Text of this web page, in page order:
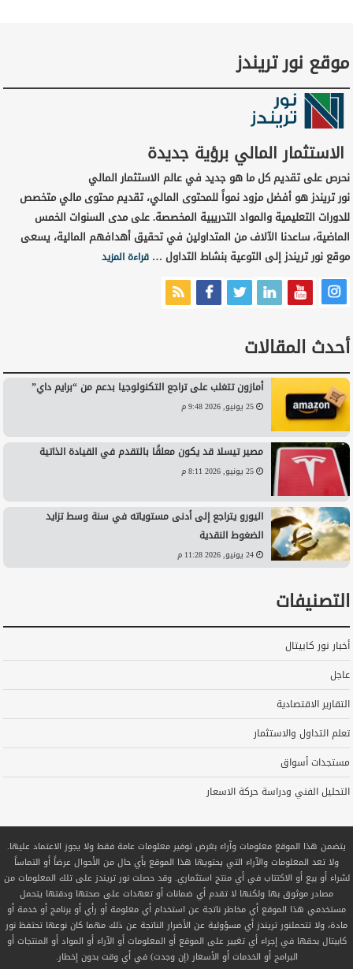
موقع نور تريندز
الاستثمار المالي برؤية جديدة
نحرص على تقديم كل ما هو جديد في عالم الاستثمار المالي
نور تريندز هو أفضل مزود نمواً للمحتوى المالي، تقديم محتوى مالي متخصص
للدورات التعليمية والمواد التدريبية المخصصة. على مدى السنوات الخمس
الماضية، ساعدنا الآلاف من المتداولين في تحقيق أهدافهم المالية، يسعى
موقع نور تريندز إلى التوعية بنشاط التداول …قراءة المزيد
أحدث المقالات
أمازون تتغلب على تراجع التكنولوجيا بدعم من “برايم داي”
25 يونيو, 2026 9:48 م
مصير تيسلا قد يكون معلقًا بالتقدم في القيادة الذاتية
25 يونيو, 2026 8:11 م
اليورو يتراجع إلى أدنى مستوياته في سنة وسط تزايد
الضغوط النقدية
24 يونيو, 2026 11:28 م
التصنيفات
أخبار نور كابيتال
عاجل
التقارير الاقتصادية
تعلم التداول والاستثمار
مستجدات أسواق
التحليل الفني ودراسة حركة الاسعار
يتضمن هذا الموقع معلومات وآراء بغرض توفير معلومات عامة فقط ولا يجوز الاعتماد عليها.
ولا تعد المعلومات والآراء التي يحتويها هذا الموقع بأي حال من الأحوال عرضاً أو التماساً
لشراء أو بيع أو الاكتتاب في أي منتج استثماري. وقد حصلت نور تريندز على تلك المعلومات من
مصادر موثوق بها ولكنها لا تقدم أي ضمانات أو تعهدات على صحتها ودقتها يتحمل
مستخدمي هذا الموقع أي مخاطر ناتجة عن استخدام أي معلومة أو رأي أو برنامج أو خدمة أو
مادة، ولا تتحملنور تريندز أي مسؤولية عن الأضرار الناتجة عن ذلك مهما كان نوعها تحتفظ نور
كابيتال بحقها في إجراء أي تغيير على الموقع أو المعلومات أو الآراء أو المواد أو المنتجات أو
البرامج أو الخدمات أو الأسعار (إن وجدت) في أي وقت بدون إخطار.